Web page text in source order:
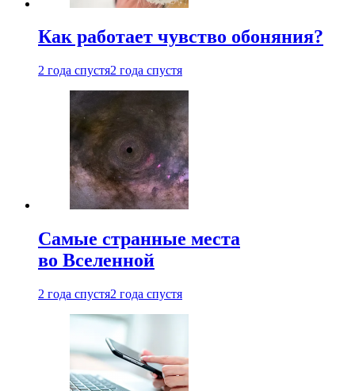
Как работает чувство обоняния?
2 года спустя2 года спустя
Самые странные места
во Вселенной
2 года спустя2 года спустя